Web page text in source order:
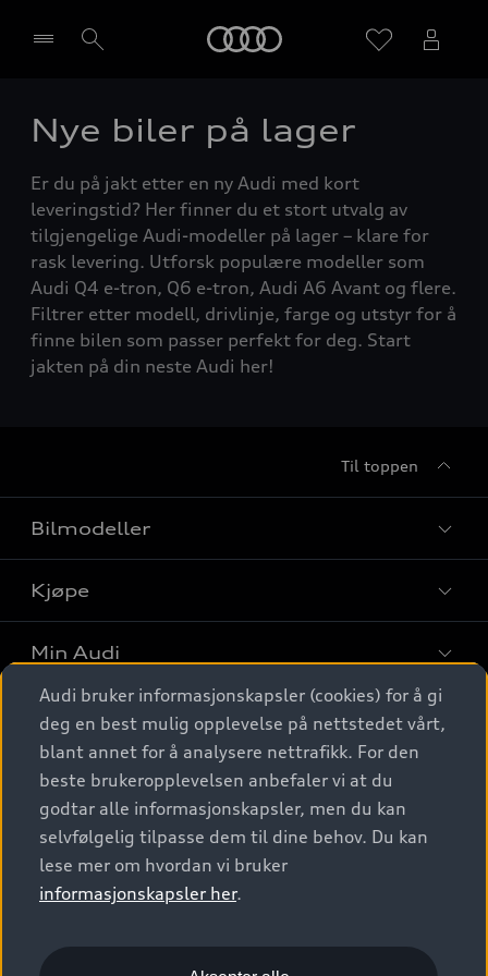
Velg forhandler
Nye biler på lager
Er du på jakt etter en ny Audi med kort
leveringstid? Her finner du et stort utvalg av
tilgjengelige Audi-modeller på lager – klare for
rask levering. Utforsk populære modeller som
Audi Q4 e-tron, Q6 e-tron, Audi A6 Avant og flere.
Filtrer etter modell, drivlinje, farge og utstyr for å
finne bilen som passer perfekt for deg. Start
jakten på din neste Audi her!
Til toppen
Bilmodeller
Finn din Audi
Sammenlign bilmodeller
Elbiler
SUV
Stasjonsvogn
Sportback
S/RS
Konseptbiler og prototyper
Kjøpe
Kjøpshjelp
Biler på lager
Finn forhandler
Bestill prøvekjøring
Kontakt forhandler
Bilgarantier
Min Audi
Behold nybilfølelsen
Audi Originalt tilbehør
Verkstedtjenester
Digitale tjenester
Audi digitale tjenester
Audi connect
Functions on demand
Kom i gang med myAudi
Audi Norge
Kundeservice
Audi Driving Experience
© 2026 AUDI NORGE. All Rights Reserved.
Audi bruker informasjonskapsler (cookies) for å gi
deg en best mulig opplevelse på nettstedet vårt,
blant annet for å analysere nettrafikk. For den
beste brukeropplevelsen anbefaler vi at du
godtar alle informasjonskapsler, men du kan
selvfølgelig tilpasse dem til dine behov. Du kan
lese mer om hvordan vi bruker
informasjonskapsler her.